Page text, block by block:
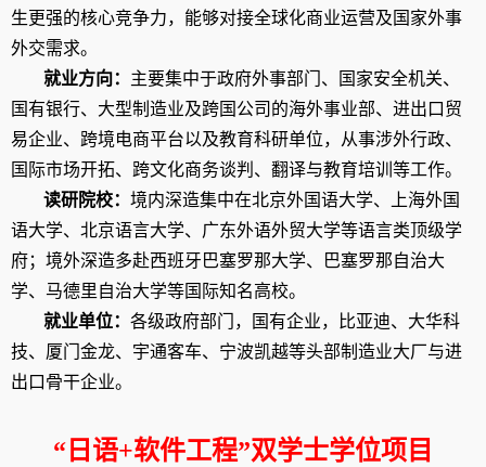
生更强的核心竞争力，能够对接全球化商业运营及国家外事
外交需求。
就业方向： 主要集中于政府外事部门、国家安全机关、
国有银行、大型制造业及跨国公司的海外事业部、进出口贸
易企业、跨境电商平台以及教育科研单位，从事涉外行政、
国际市场开拓、跨文化商务谈判、翻译与教育培训等工作。
读研院校： 境内深造集中在北京外国语大学、上海外国
语大学、北京语言大学、广东外语外贸大学等语言类顶级学
府；境外深造多赴西班牙巴塞罗那大学、巴塞罗那自治大
学、马德里自治大学等国际知名高校。
就业单位： 各级政府部门，国有企业，比亚迪、大华科
技、厦门金龙、宇通客车、宁波凯越等头部制造业大厂与进
出口骨干企业。
“ 日语+软件工程”双学士学位项目